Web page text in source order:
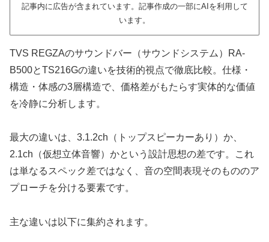
記事内に広告が含まれています。記事作成の一部にAIを利用して
います。
TVS REGZAのサウンドバー（サウンドシステム）RA-
B500とTS216Gの違いを技術的視点で徹底比較。仕様・
構造・体感の3層構造で、価格差がもたらす実体的な価値
を冷静に分析します。
最大の違いは、3.1.2ch（トップスピーカーあり）か、
2.1ch（仮想立体音響）かという設計思想の差です。これ
は単なるスペック差ではなく、音の空間表現そのもののア
プローチを分ける要素です。
主な違いは以下に集約されます。